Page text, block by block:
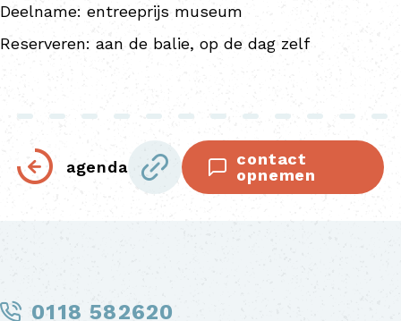
Deelname: entreeprijs museum
Reserveren: aan de balie, op de dag zelf
agenda
contact
opnemen
0118 582620